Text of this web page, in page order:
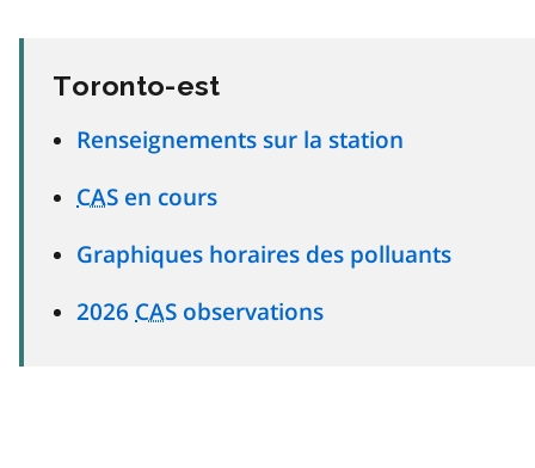
Toronto-est
Renseignements sur la station
CAS en cours
Graphiques horaires des polluants
2026 CAS observations